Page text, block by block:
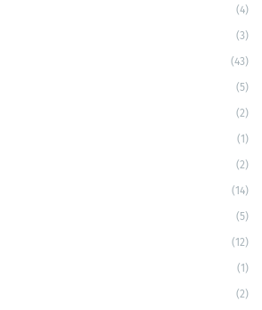
(4)
(3)
(43)
(5)
(2)
(1)
(2)
(14)
(5)
(12)
(1)
(2)